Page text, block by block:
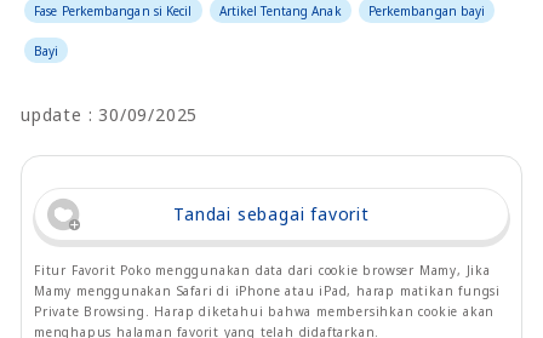
Fase Perkembangan si Kecil Artikel Tentang Anak Perkembangan bayi
Bayi
update : 30/09/2025
Tandai sebagai favorit
Fitur Favorit Poko menggunakan data dari cookie browser Mamy, Jika
Mamy menggunakan Safari di iPhone atau iPad, harap matikan fungsi
Private Browsing. Harap diketahui bahwa membersihkan cookie akan
menghapus halaman favorit yang telah didaftarkan.